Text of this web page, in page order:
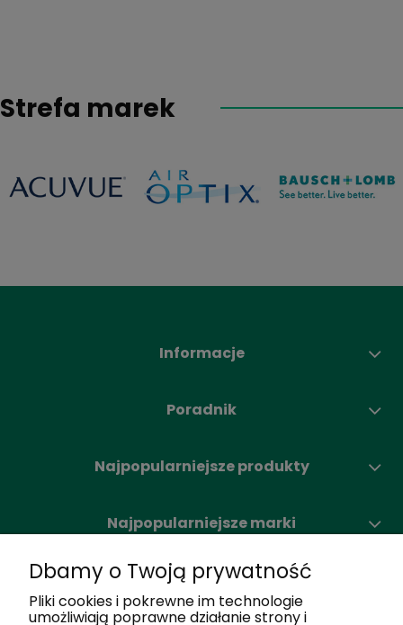
Strefa marek
Informacje
Poradnik
Najpopularniejsze produkty
Najpopularniejsze marki
Moje konto
Dbamy o Twoją prywatność
Pliki cookies i pokrewne im technologie
umożliwiają poprawne działanie strony i